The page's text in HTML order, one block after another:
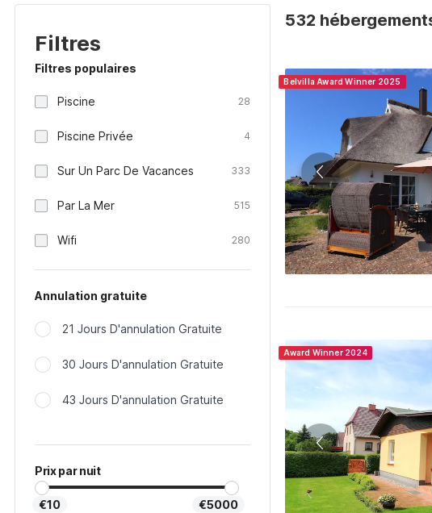
Filtres
Filtres populaires
Piscine 28
Piscine Privée 4
Sur Un Parc De Vacances 333
Par La Mer 515
Wifi 280
Annulation gratuite
21 Jours D'annulation Gratuite
30 Jours D'annulation Gratuite
43 Jours D'annulation Gratuite
Prix par nuit
€10 €5000
532
Belvilla Award Winner 2025
Award Winner 2024